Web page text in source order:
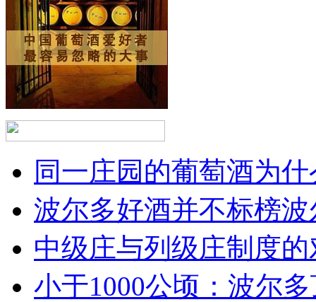
同一庄园的葡萄酒为
波尔多好酒并不标榜
中级庄与列级庄制度
小于1000公顷：波尔